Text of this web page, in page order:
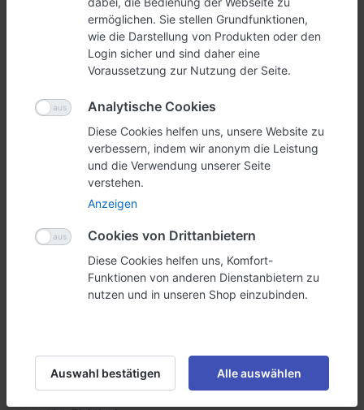
Plakatsteller 1400x1000 mm
Sie wollen Ihr Produkt oder Ihre Dienstleistungen gut zur Schau
ermöglichen. Sie stellen Grundfunktionen,
wie die Darstellung von Produkten oder den
Login sicher und sind daher eine
Voraussetzung zur Nutzung der Seite.
Analytische Cookies
Diese Cookies helfen uns, unsere Website zu
verbessern, indem wir anonym die Leistung
und die Verwendung unserer Seite
verstehen.
Anzeigen
Cookies von Drittanbietern
Diese Cookies helfen uns, Komfort-
Funktionen von anderen Dienstanbietern zu
nutzen und in unseren Shop einzubinden.
Auswahl bestätigen Alle auswählen